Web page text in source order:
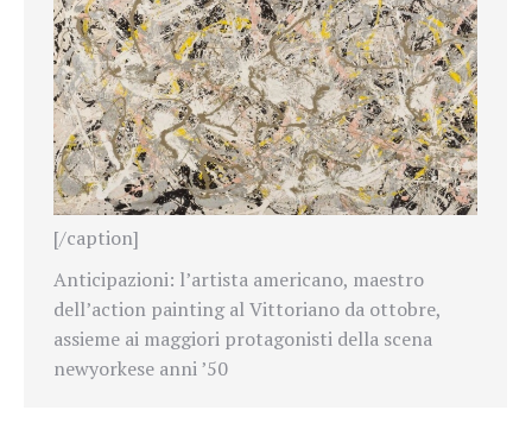
[/caption]
Anticipazioni: l’artista americano, maestro
dell’action painting al Vittoriano da ottobre,
assieme ai maggiori protagonisti della scena
newyorkese anni ’50